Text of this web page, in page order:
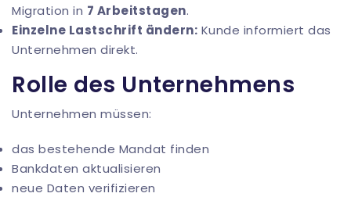
Migration in 7 Arbeitstagen.
Einzelne Lastschrift ändern: Kunde informiert das
Unternehmen direkt.
Rolle des Unternehmens
Unternehmen müssen:
das bestehende Mandat finden
Bankdaten aktualisieren
neue Daten verifizieren